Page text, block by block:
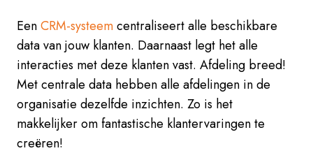
EenCRM-systeemcentraliseert alle beschikbare
data van jouw klanten. Daarnaast legt het alle
interacties met deze klanten vast. Afdeling breed!
Met centrale data hebben alle afdelingen in de
organisatie dezelfde inzichten. Zo is het
makkelijker om fantastische klantervaringen te
creëren!